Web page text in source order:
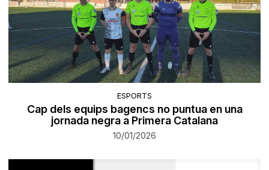
ESPORTS
Cap dels equips bagencs no puntua en una
jornada negra a Primera Catalana
10/01/2026